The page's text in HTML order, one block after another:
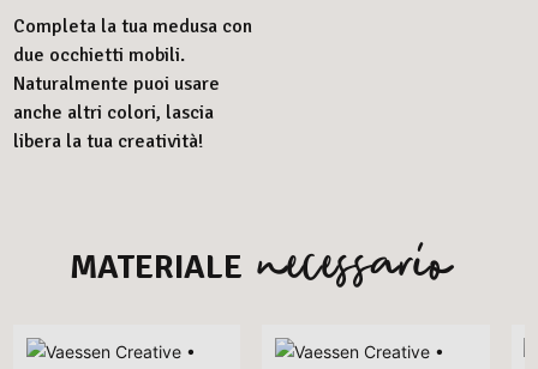
Completa la tua medusa con
due occhietti mobili.
Naturalmente puoi usare
anche altri colori, lascia
libera la tua creatività!
MATERIALE necessario